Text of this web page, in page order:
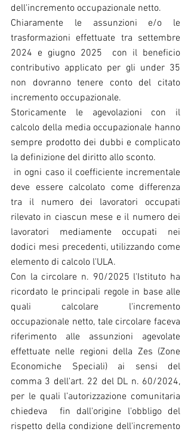
dell'incremento occupazionale netto.
Chiaramente le assunzioni e/o le
trasformazioni effettuate tra settembre
2024 e giugno 2025  con il beneficio
contributivo applicato per gli under 35
non dovranno tenere conto del citato
incremento occupazionale.
Storicamente le agevolazioni con il
calcolo della media occupazionale hanno
sempre prodotto dei dubbi e complicato
la definizione del diritto allo sconto.
in ogni caso il coefficiente incrementale
deve essere calcolato come differenza
tra il numero dei lavoratori occupati
rilevato in ciascun mese e il numero dei
lavoratori mediamente occupati nei
dodici mesi precedenti, utilizzando come
elemento di calcolo l'ULA.
Con la circolare n. 90/2025 l'Istituto ha
ricordato le principali regole in base alle
quali calcolare l'incremento
occupazionale netto, tale circolare faceva
riferimento alle assunzioni agevolate
effettuate nelle regioni della Zes (Zone
Economiche Speciali) ai sensi del
comma 3 dell'art. 22 del DL n. 60/2024,
per le quali l’autorizzazione comunitaria
chiedeva  fin dall'origine l'obbligo del
rispetto della condizione dell'incremento